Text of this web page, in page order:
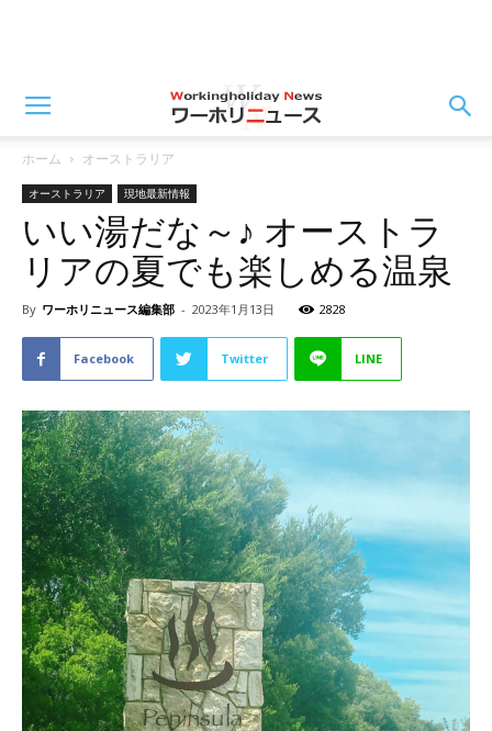
ホーム オーストラリア
オーストラリア 現地最新情報
いい湯だな～♪ オーストラ
リアの夏でも楽しめる温泉
By ワーホリニュース編集部 - 2023年1月13日 2828
Facebook Twitter LINE